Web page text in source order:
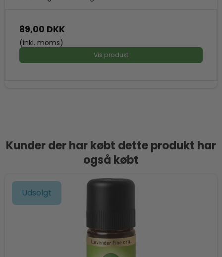
89,00 DKK
(inkl. moms)
Vis produkt
Kunder der har købt dette produkt har
også købt
Udsolgt